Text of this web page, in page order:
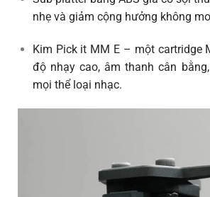
nhẹ và giảm cộng hưởng không
Kim Pick it MM E – một cartridge
độ nhạy cao, âm thanh cân
mọi thể loại nhạc.